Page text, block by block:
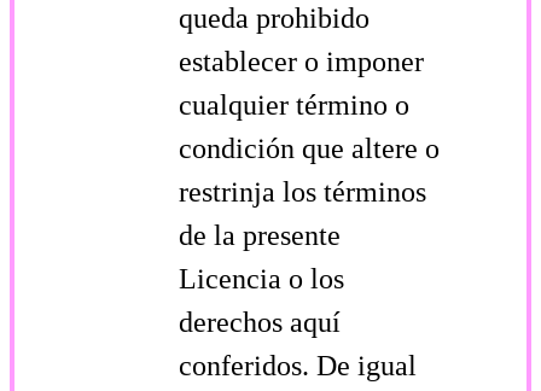
queda prohibido
establecer o imponer
cualquier término o
condición que altere o
restrinja los términos
de la presente
Licencia o los
derechos aquí
conferidos. De igual